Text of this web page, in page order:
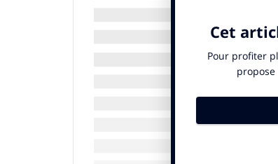
fondations de la marque, à son
sa marque, et peu importe si ce
Pourtant, une plateforme de
particulière. Les agences de
destiné à créer l’identité visuelle.
de pragmatisme en oubliant